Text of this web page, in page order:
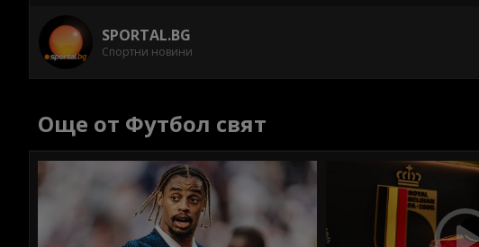
SPORTAL.BG
Спортни новини
Още от Футбол свят